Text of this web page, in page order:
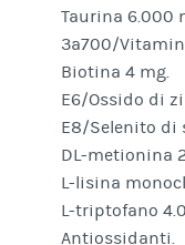
Taurina 6.000
3a700/
Biotina 4 mg.
E6/Ossido di
E8/Selenito di
DL-metionina
L-lisina
L-triptofano
Antiossidanti.